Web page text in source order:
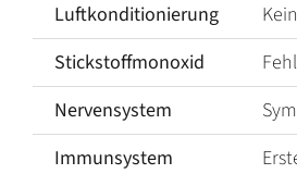
Luftkonditionierung
Stickstoffmonoxid
Nervensystem
Immunsystem